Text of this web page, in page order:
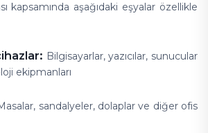
kapsamında aşağıdaki eşyalar özellikle
Bilgisayarlar, yazıcılar, sunucular
ekipmanları
sandalyeler, dolaplar ve diğer ofis